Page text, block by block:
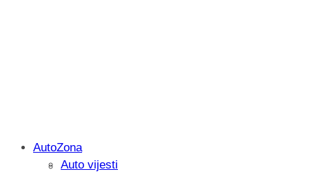
Savjetujemo: Što učiniti kada vaš
AutoZona
Auto vijesti